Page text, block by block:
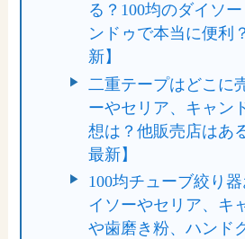
る？100均のダイソ
ンドゥで本当に便利
新】
二重テープはどこに
ーやセリア、キャン
想は？他販売店はあ
最新】
100均チューブ絞り
イソーやセリア、キ
や歯磨き粉、ハンド